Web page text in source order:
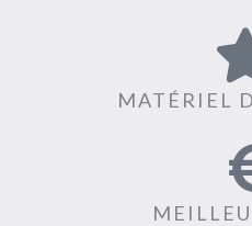
MATÉRIEL